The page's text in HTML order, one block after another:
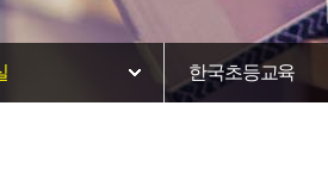
한국초등교육